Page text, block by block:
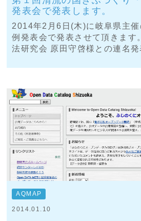
発表会で発表します。
2014年2月6日(木)に岐阜県主
例発表会で発表させて頂きます
法研究会 原田守啓様との連名
AQMAP
2014.01.10